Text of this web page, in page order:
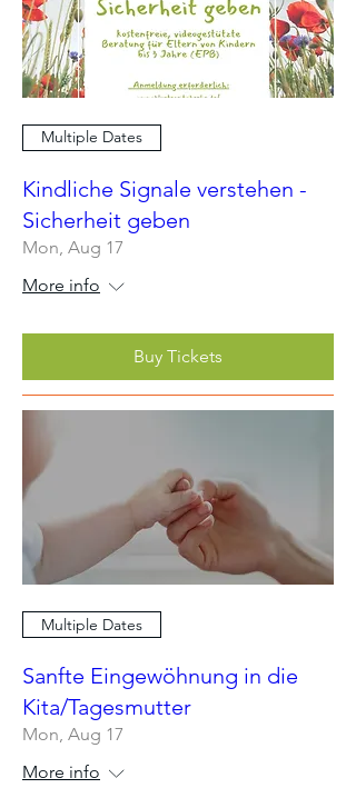
Multiple Dates
Kindliche Signale verstehen -
Sicherheit geben
Mon, Aug 17
More info
Buy Tickets
Multiple Dates
Sanfte Eingewöhnung in die
Kita/Tagesmutter
Mon, Aug 17
More info